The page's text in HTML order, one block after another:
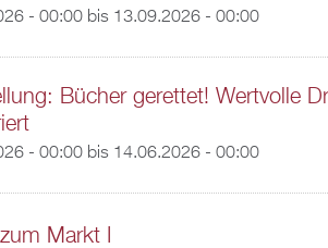
- 00:00bis 13.09.2026 - 00:00
Bücher gerettet! Wertvolle
- 00:00bis 14.06.2026 - 00:00
Markt I